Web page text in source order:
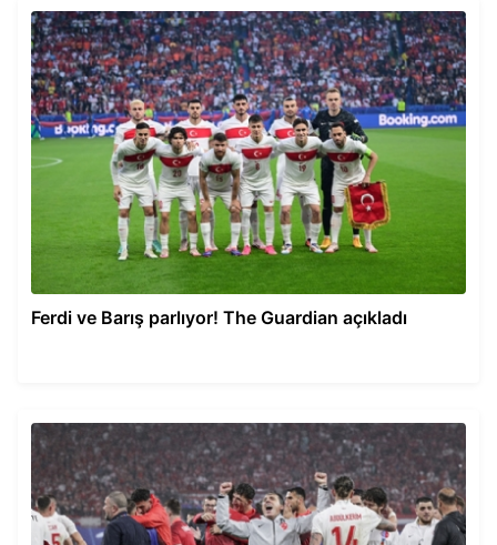
Ferdi ve Barış parlıyor! The Guardian açıkladı